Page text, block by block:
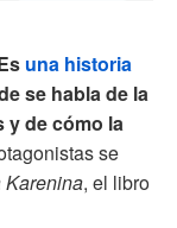
una historia
se habla de la
y de cómo la
se
Karenina, el libro